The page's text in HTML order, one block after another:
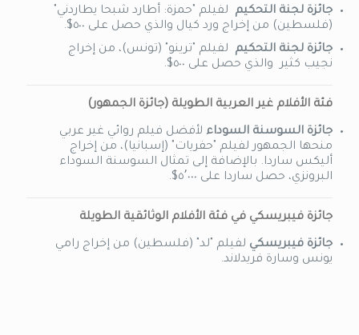
جائزة لجنة التحكيم
لفيلم حمزة: أطارد شبحا يطاردني
(فلسطين) من إخراج ورد كيال والذي حصل على ٥٠٠
$.
جائزة لجنة التحكيم لفيلم ترينو " (تونس)، من إخراج
نجيب كثير والذي حصل على ٥٠٠$.
فئة الأفلام غير العربية الطويلة (جائزة الجمهور)
جائزة السوسنة السوداء لأفضل فيلم روائي غيرعربي
منحها الجمهورلفيلم حفريات (إسبانيا)، من إخراج
أليكس ساردا. بالإضافة إلى تمثال السوسنة السوداء
البرونزي، حصل ساردا على ٥٬٠٠٠ $.
جائزة فيبريسكي في فئة الأفلام الوثائقية الطويلة
جائزة فيبريسكي لفيلم "لد" (فلسطين) من إخراج رامي
يونس وسارة فريدلاند.